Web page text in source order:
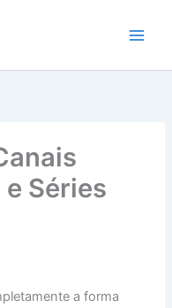
Séries
a forma